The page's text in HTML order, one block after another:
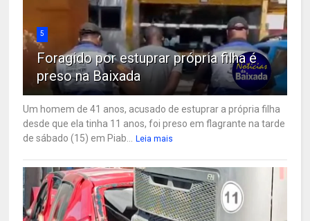
5
Foragido por estuprar própria filha é
preso na Baixada
Um homem de 41 anos, acusado de estuprar a própria filha
desde que ela tinha 11 anos, foi preso em flagrante na tarde
de sábado (15) em Piab...
Leia mais